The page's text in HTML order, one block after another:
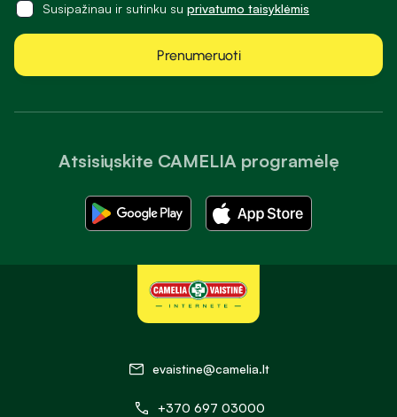
Atsisiųskite CAMELIA programėlę
Susipažinau ir sutinku su privatumo taisyklėmis
Prenumeruoti
evaistine@camelia.lt
+370 697 03000